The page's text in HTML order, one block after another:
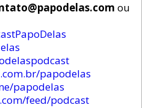
ou
papodelas
papodelas
feed/podcast